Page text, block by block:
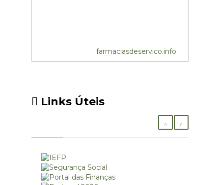
farmaciasdeservico.info
Links Úteis